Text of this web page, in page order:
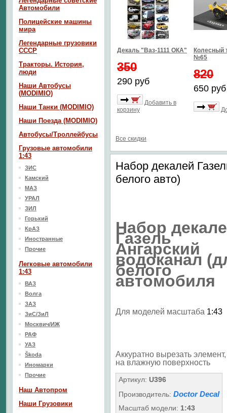
Декаль "Ваз-1111 ОКА"
350
290 руб
Добавить в
корзину
Колесный
№65
820
650 руб
Все скидки
Набор декалей
белого авто)
Набор
Газель
Ангарский
водоканал
белого
автомобиля
Для моделей масштаба 1:43
Аккуратно вырезать
на влажную поверхность
Артикул: U396
Производитель: Doctor Decal
Масштаб модели: 1:43
Автомобили
Полицейские машины
мира
Легендарные грузовики
СССР
Тракторы. История,
люди
Наши Автобусы
(MODIMIO)
Наши Танки (MODIMIO)
Наши Поезда (MODIMIO)
Автобусы/Троллейбусы
Грузовые автомобили
1:43
ЗИС
Камский
МАЗ
УРАЛ
ЗИЛ
Горький
КрАЗ
Иностранные
Прочие
Легковые автомобили
1:43
ВАЗ
Волга
ЗАЗ
ЗиС/ЗиЛ
Москвич/ИЖ
РАФ
УАЗ
Škoda
Иномарки
Прочие
Наш Aвтопром
Наши Грузовики